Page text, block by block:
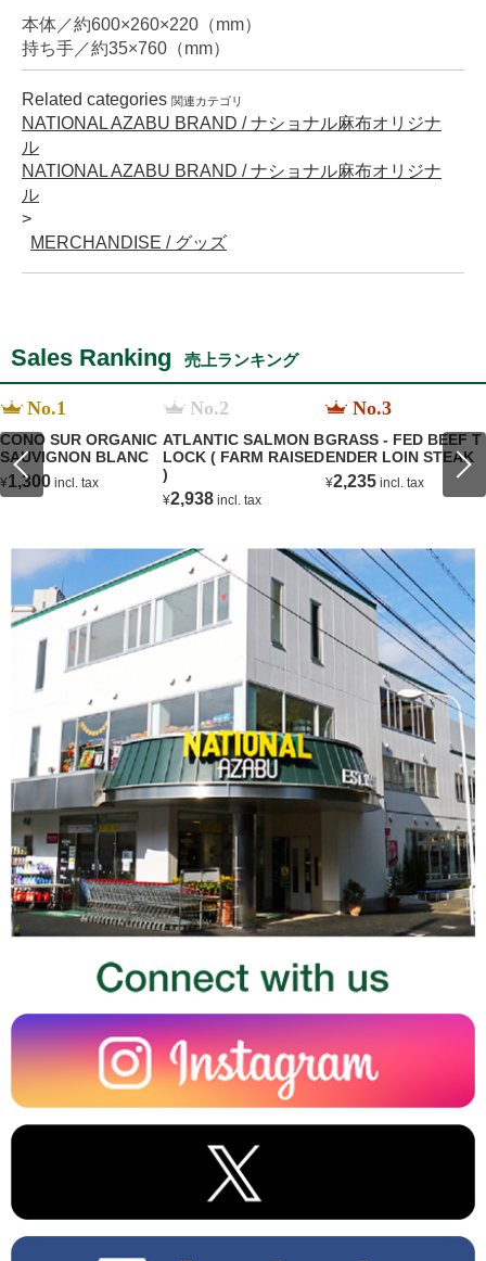
本体／約600×260×220（mm）
持ち手／約35×760（mm）
Related categories 関連カテゴリ
NATIONAL AZABU BRAND / ナショナル麻布オリジナ
ル
NATIONAL AZABU BRAND / ナショナル麻布オリジナ
ル
MERCHANDISE / グッズ
Sales Ranking 売上ランキング
No.1
CONO SUR ORGANIC
SAUVIGNON BLANC
¥1,300 incl. tax
No.2
ATLANTIC SALMON B
LOCK ( FARM RAISED
)
¥2,938 incl. tax
No.3
GRASS - FED BEEF T
ENDER LOIN STEAK
¥2,235 incl. tax